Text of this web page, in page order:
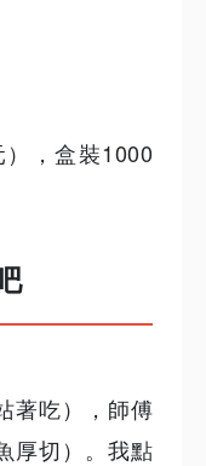
，盒裝1000
著吃），師傅
厚切）。我點